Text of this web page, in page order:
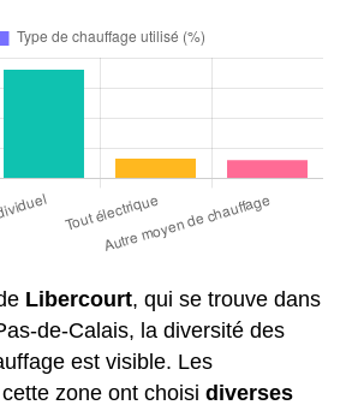
Libercourt, qui se trouve dans
de-Calais, la diversité des
est visible. Les
zone ont choisi diverses